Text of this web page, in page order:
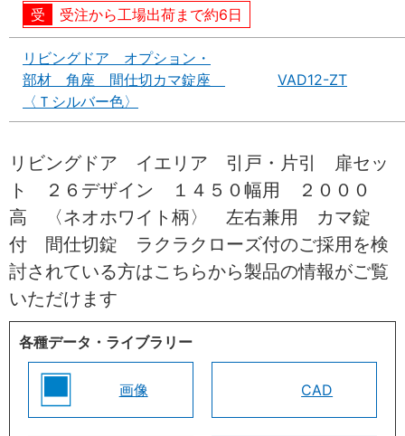
受注から工場出荷まで約6日
リビングドア オプション・
部材 角座 間仕切カマ錠座
〈Ｔシルバー色〉
VAD12-ZT
リビングドア イエリア 引戸・片引 扉セッ
ト ２６デザイン １４５０幅用 ２０００
高 〈ネオホワイト柄〉 左右兼用 カマ錠
付 間仕切錠 ラクラクローズ付のご採用を検
討されている方はこちらから製品の情報がご覧
いただけます
各種データ・ライブラリー
画像 CAD